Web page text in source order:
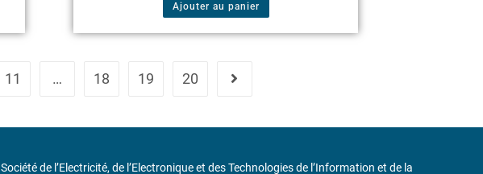
Ajouter au panier
11 … 18 19 20
Société de l’Electricité, de l’Electronique et des Technologies de l’Information et de la